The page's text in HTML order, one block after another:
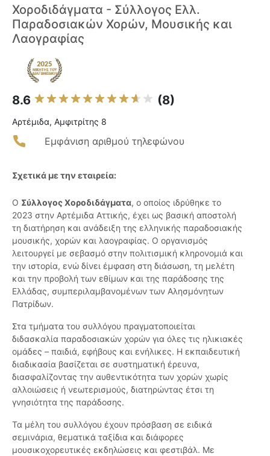
Χοροδιδάγματα - Σύλλογος Ελλ.
Παραδοσιακών Χορών, Μουσικής και
Λαογραφίας
8.6 (8)
Αρτέμιδα, Αμφιτρίτης 8
Εμφάνιση αριθμού τηλεφώνου
Σχετικά με την εταιρεία:
Ο Σύλλογος Χοροδιδάγματα, ο οποίος ιδρύθηκε το
2023 στην Αρτέμιδα Αττικής, έχει ως βασική αποστολή
τη διατήρηση και ανάδειξη της ελληνικής παραδοσιακής
μουσικής, χορών και λαογραφίας. Ο οργανισμός
λειτουργεί με σεβασμό στην πολιτισμική κληρονομιά και
την ιστορία, ενώ δίνει έμφαση στη διάσωση, τη μελέτη
και την προβολή των εθίμων και της παράδοσης της
Ελλάδας, συμπεριλαμβανομένων των Αλησμόνητων
Πατρίδων.
Στα τμήματα του συλλόγου πραγματοποιείται
διδασκαλία παραδοσιακών χορών για όλες τις ηλικιακές
ομάδες – παιδιά, εφήβους και ενήλικες. Η εκπαιδευτική
διαδικασία βασίζεται σε συστηματική έρευνα,
διασφαλίζοντας την αυθεντικότητα των χορών χωρίς
αλλοιώσεις ή νεωτερισμούς, διατηρώντας έτσι τη
γνησιότητα της παράδοσης.
Τα μέλη του συλλόγου έχουν πρόσβαση σε ειδικά
σεμινάρια, θεματικά ταξίδια και διάφορες
μουσικοχορευτικές εκδηλώσεις και φεστιβάλ. Με